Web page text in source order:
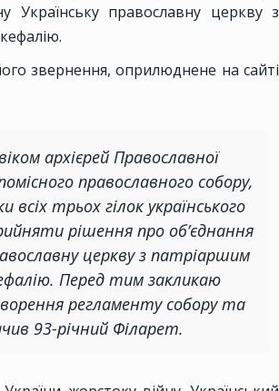
Українську православну церкву з
звернення, оприлюднене на сайті
архієрей Православної
православного собору,
трьох гілок українського
рішення про об’єднання
церкву з патріаршим
Перед тим закликаю
регламенту собору та
93-річний Філарет.